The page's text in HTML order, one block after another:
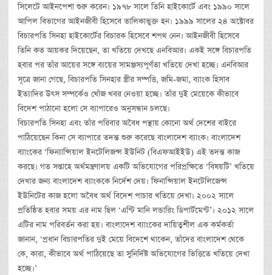
সিলেটে আইনপেশা শুরু করেন। ১৯৭৮ সালে তিনি হাইকোর্টে এবং ১৯৯০ সালে
আপিল বিভাগের আইনজীবী হিসেবে তালিকাভুক্ত হন। ১৯৯৯ সালের ২৪ অক্টোবর
বিচারপতি সিনহা হাইকোর্টের বিচারক হিসেবে শপথ নেন। আইনজীবী হিসেবে
তিনি কত আয়কর দিয়েছেন, তা খতিয়ে দেখছে এনবিআর। একই সঙ্গে বিচারপতি
হবার পর তাঁর আয়ের সঙ্গে ব্যয়ের সামঞ্জস্যপূর্ণতা খতিয়ে দেখা হচ্ছে। এনবিআর
সূত্রে জানা গেছে, বিচারপতি সিনহার স্ত্রীর সম্পত্তি, জমি-জমা, ব্যাংক হিসাব
ইত্যাদির উৎস সম্পর্কেও খোঁজ খবর নেওয়া হচ্ছে। তাঁর দুই মেয়েকে কীভাবে
বিদেশ পাঠানো হলো সে ব্যাপারেও অনুসন্ধান চলছে।
বিচারপতি সিনহা এবং তাঁর পরিবার অবৈধ পন্থায় কোনো অর্থ দেশের বাইরে
পাঠিয়েছেন কিনা সে ব্যাপারে তদন্ত শুরু করেছে বাংলাদেশ ব্যাংক। বাংলাদেশ
ব্যাংকের ‘ফিন্যান্সিয়াল ইনটেলিজন্স ইউনিট (বিএফআইইউ) এই তদন্ত কাজ
করছে। গত সপ্তাহে অর্থমন্ত্রণালয় একটি অভিযোগের পরিপ্রক্ষিতে ‘বিষয়টি’ খতিয়ে
দেখার জন্য বাংলাদেশ ব্যাংককে নির্দেশ দেয়। ফিনান্সিয়াল ইনটেলিজেন্স
ইউনিটের কাজ হলো অবৈধ অর্থ বিদেশ পাচার খতিয়ে দেখা। ২০০২ সালে
প্রতিষ্ঠিত হবার সময় এর নাম ছিল ‘এন্টি মানি লন্ডারিং ডিপার্টমেন্ট’। ২০১২ সালে
এটির নাম পরিবর্তন করা হয়। বাংলাদেশ ব্যাংকের দায়িত্বশীল এক কর্মকর্তা
জানান, ‘প্রধান বিচারপতির দুই মেয়ে বিদেশে থাকেন, তাঁদের বাংলাদেশ থেকে
কে, কারা, কীভাবে অর্থ পাঠিয়েছে তা সুনির্দিষ্ট অভিযোগের ভিত্তিতে খতিয়ে দেখা
হচ্ছে।’